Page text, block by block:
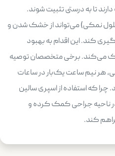
تا به درستی تثبیت شوند.
نمکی) می‌تواند از خشک شدن و
کند. این اقدام به بهبود
می‌کند. برخی متخصصان توصیه
هر نیم ساعت یک‌بار در ساعات
چرا که استفاده از اسپری سالین
ناحیه جراحی کمک کرده و
کند.